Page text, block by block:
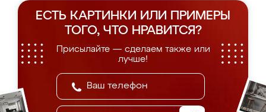
ЕСТЬ КАРТИНКИ ИЛИ ПРИМЕРЫ
ТОГО, ЧТО НРАВИТСЯ?
Присылайте — сделаем также или
лучше!